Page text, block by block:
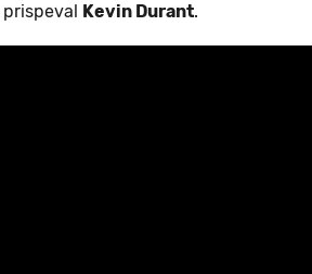
Kevin Durant.